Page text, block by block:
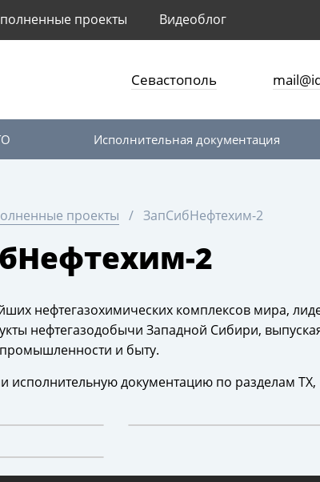
проекты Видеоблог
Севастополь
Исполнительная документация
проекты ЗапСибНефтехим-2
2
нефтегазохимических комплексов мира,
нефтегазодобычи Западной Сибири,
и быту.
исполнительную документацию по разделам